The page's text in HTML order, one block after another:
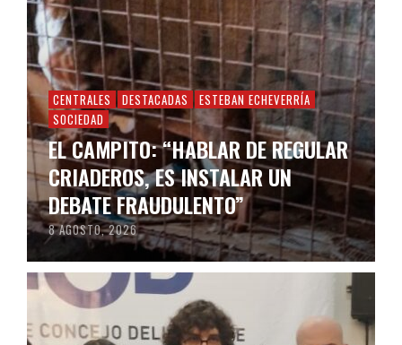
CENTRALES DESTACADAS
ESTEBAN ECHEVERRÍA
SOCIEDAD
EL CAMPITO: “HABLAR DE REGULAR
CRIADEROS, ES INSTALAR UN
DEBATE FRAUDULENTO”
8 AGOSTO, 2026